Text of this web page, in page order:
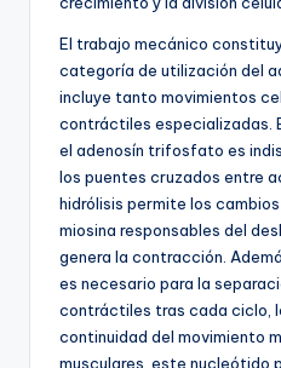
El trabajo mecánico
categoría de utilización del
incluye tanto movimientos
contráctiles especializadas.
el adenosín trifosfato es
los puentes cruzados entre
hidrólisis permite los
miosina responsables del
genera la contracción.
es necesario para la
contráctiles tras cada ciclo,
continuidad del movimiento
musculares, este nucleótido